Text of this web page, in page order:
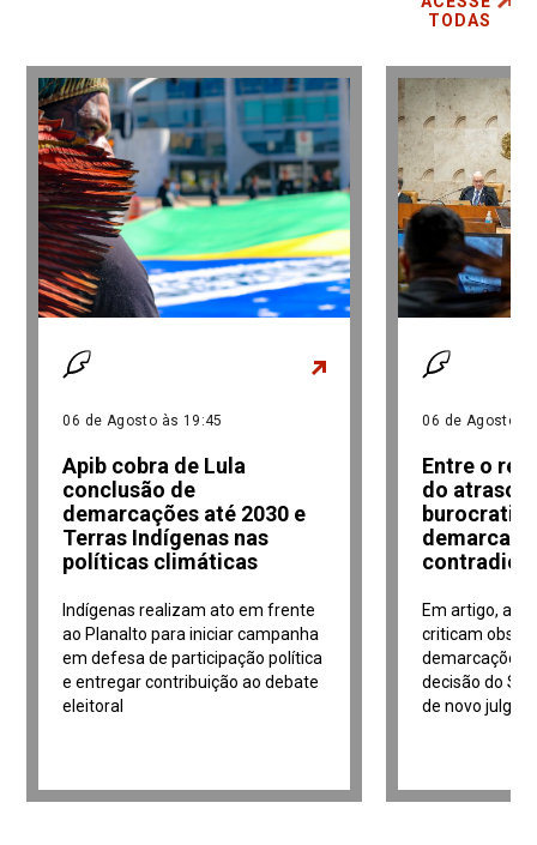
TODAS
06 de Agosto às 19:45
Apib cobra de Lula
conclusão de
demarcações até 2030 e
Terras Indígenas nas
políticas climáticas
Indígenas realizam ato em frente
ao Planalto para iniciar campanha
em defesa de participação política
e entregar contribuição ao debate
eleitoral
06 de Agosto
Entre o
do atraso
Em artigo,
criticam
demarcações
decisão do
de novo